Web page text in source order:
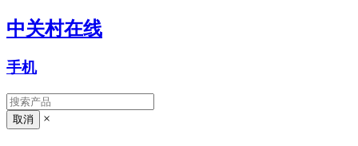
中关村在线
手机
×